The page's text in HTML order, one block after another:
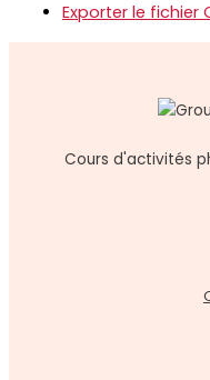
Exporter le fichier
Cours d'activités